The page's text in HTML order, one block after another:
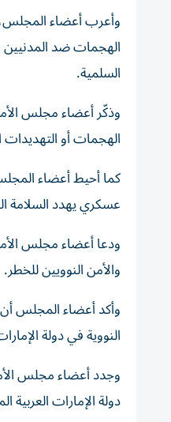
وأعرب أعضاء المجلس،
الهجمات ضد المدنيين
السلمية.
وذكّر أعضاء مجلس
الهجمات أو
كما أحيط أعضاء
عسكري يهدد السلامة
ودعا أعضاء مجلس
والأمن النوويين للخطر.
وأكد أعضاء المجلس أن
النووية في دولة
وجدد أعضاء مجلس
دولة الإمارات